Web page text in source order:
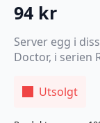
94 kr
Server egg i
Doctor, i serien
Utsolgt